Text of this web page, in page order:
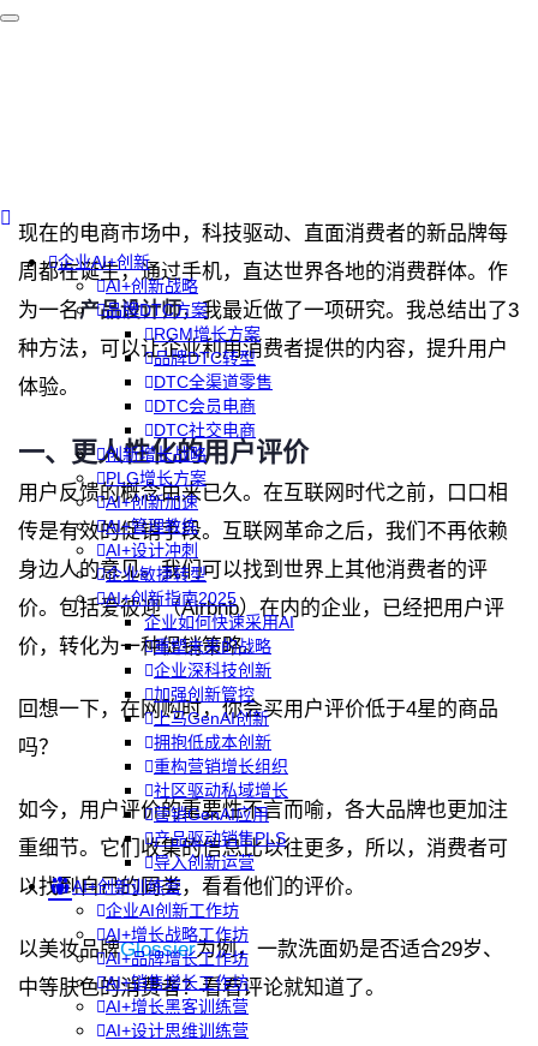
企业AI+创新
AI+创新战略
品牌DTC方案
RGM增长方案
品牌DTC转型
DTC全渠道零售
DTC会员电商
DTC社交电商
创新增长战略
PLG增长方案
AI+创新加速
AI+管理教练
AI+设计冲刺
企业敏捷转型
AI+创新指南2025
企业如何快速采用AI
重塑未来的战略
企业深科技创新
加强创新管控
上马GenAI创新
拥抱低成本创新
重构营销增长组织
社区驱动私域增长
营销GenAI应用
产品驱动销售PLS
导入创新运营
AI+创新训练营
企业AI创新工作坊
AI+增长战略工作坊
AI+品牌增长工作坊
AI+销售增长工作坊
AI+增长黑客训练营
AI+设计思维训练营
现在的电商市场中，科技驱动、直面消费者的新品牌每
周都在诞生，通过手机，直达世界各地的消费群体。作
为一名产品设计师，我最近做了一项研究。我总结出了3
种方法，可以让企业利用消费者提供的内容，提升用户
体验。
一、更人性化的用户评价
用户反馈的概念由来已久。在互联网时代之前，口口相
传是有效的促销手段。互联网革命之后，我们不再依赖
身边人的意见。我们可以找到世界上其他消费者的评
价。包括爱彼迎（Airbnb）在内的企业，已经把用户评
价，转化为一种促销策略。
回想一下，在网购时，你会买用户评价低于4星的商品
吗？
如今，用户评价的重要性不言而喻，各大品牌也更加注
重细节。它们收集的信息比以往更多，所以，消费者可
以找到自己的同类，看看他们的评价。
以美妆品牌Glossier为例，一款洗面奶是否适合29岁、
中等肤色的消费者？看看评论就知道了。